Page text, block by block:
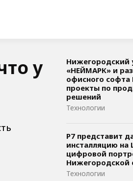
у
Нижегородский
«НЕЙМАРК» и
офисного софта
проекты по
решений
Технологии
Р7 представит
инсталляцию
цифровой
Нижегородской
Технологии